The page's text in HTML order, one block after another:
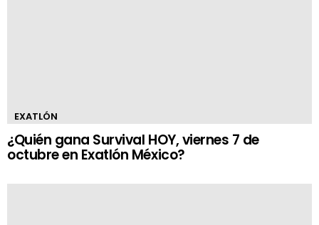
EXATLÓN
¿Quién gana Survival HOY, viernes 7 de
octubre en Exatlón México?